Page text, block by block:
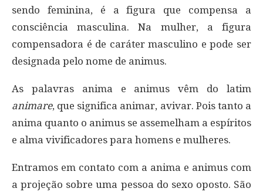
sendo feminina, é a figura que compensa a
consciência masculina. Na mulher, a figura
compensadora é de caráter masculino e pode ser
designada pelo nome de animus.
As palavras anima e animus vêm do latim
animare, que significa animar, avivar. Pois tanto a
anima quanto o animus se assemelham a espíritos
e alma vivificadores para homens e mulheres.
Entramos em contato com a anima e animus com
a projeção sobre uma pessoa do sexo oposto. São